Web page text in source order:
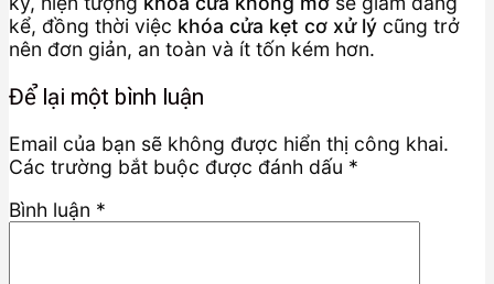
kể, đồng thời việc khóa cửa kẹt cơ xử lý cũng trở
nên đơn giản, an toàn và ít tốn kém hơn.
Để lại một bình luận
Email của bạn sẽ không được hiển thị công khai.
Các trường bắt buộc được đánh dấu *
Bình luận *